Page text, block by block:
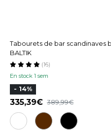
Tabourets de bar scandinaves
BALTIK
En stock 1 sem
(16)
- 14%
335,39 389,99